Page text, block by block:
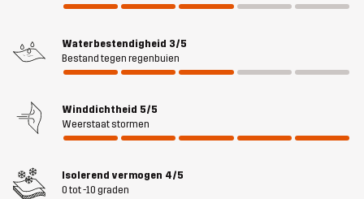
waterdichte en winddichte Hypershell® Pro membraan, terwijl de
extra bescherming bieden. Deze parka heeft een paar handige
zakken, een tweewegritssluiting aan de voorkant en twee ritsen
winterjas wilt die je gemakkelijk kunt aantrekken voor casual
wandelingen en andere activiteiten met een lage intensiteit, dan
vind je de Scenic Insulated Parka vast geweldig.
Het model is 187 cm en draagt L
Waterbestendigheid 3/5
Bestand tegen regenbuien
Winddichtheid 5/5
Weerstaat stormen
Isolerend vermogen 4/5
0 tot -10 graden